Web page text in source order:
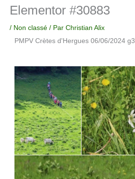
Elementor #30883
/ Non classé / Par Christian Alix
PMPV Crètes d'Hergues 06/06/2024 g3